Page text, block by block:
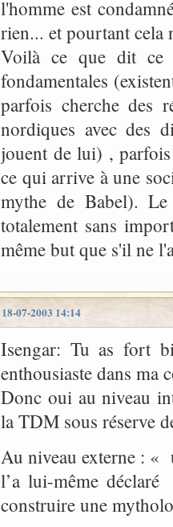
l'homme est
rien... et pourtant cela
Voilà ce que dit ce
fondamentales
parfois cherche des
nordiques avec des
jouent de lui) ,
ce qui arrive à une
mythe de Babel).
totalement sans
même but que s'il ne
18-07-2003 14:14
Isengar: Tu as fort
enthousiaste dans ma
Donc oui au niveau
la TDM sous réserve
Au niveau externe :
l’a lui-même
construire une